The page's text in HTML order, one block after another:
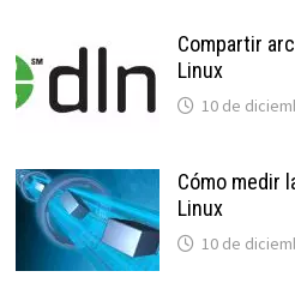
Compartir
Linux
10 de
Cómo medir
Linux
10 de